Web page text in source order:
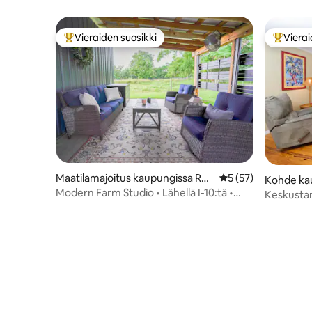
Vieraiden suosikkien parhaimmistoa
Vieraiden suosikki
Maatilamajoitus kaupungissa Rob
ertsdale
Keskimääräinen
5 (57)
Modern Farm Studio • Lähellä I-10:tä •
Kohde